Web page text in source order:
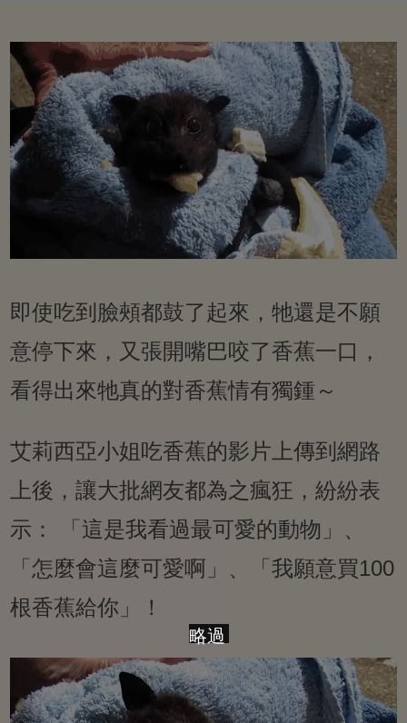
即使吃到臉頰都鼓了起來，牠還是不願
意停下來，又張開嘴巴咬了香蕉一口，
看得出來牠真的對香蕉情有獨鍾～
艾莉西亞小姐吃香蕉的影片上傳到網路
上後，讓大批網友都為之瘋狂，紛紛表
示： 「這是我看過最可愛的動物」、
「怎麼會這麼可愛啊」、「我願意買100
根香蕉給你」！
略過